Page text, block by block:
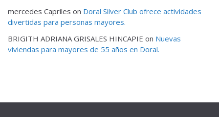
mercedes Capriles on Doral Silver Club ofrece actividades
divertidas para personas mayores.
BRIGITH ADRIANA GRISALES HINCAPIE on Nuevas
viviendas para mayores de 55 años en Doral.